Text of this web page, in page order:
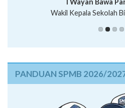
Putu
Wakil Kepala Sekolah
I Wayan Gede Aditya
Ni Wayan Nopi
PANDUAN SPMB 2026/